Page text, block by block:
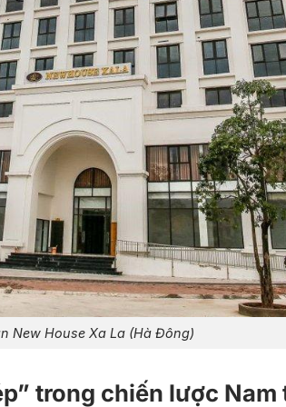
New House Xa La (Hà Đông)
trong chiến lược Nam